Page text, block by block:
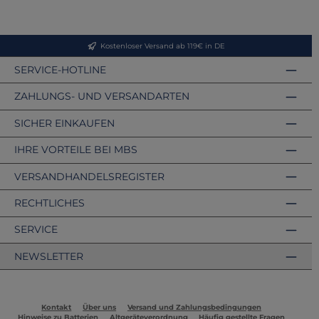
Kostenloser Versand ab 119€ in DE
SERVICE-HOTLINE
ZAHLUNGS- UND VERSANDARTEN
VERSANDHANDELSREGISTER
SICHER EINKAUFEN
IHRE VORTEILE BEI MBS
RECHTLICHES
SERVICE
NEWSLETTER
Kontakt Über uns
Versand und Zahlungsbedingungen
Hinweise zu Batterien
Altgeräteverordnung Häufig gestellte Fragen